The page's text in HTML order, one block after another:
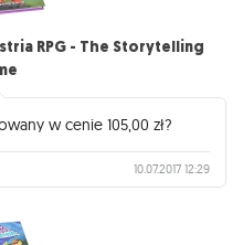
RPG - The Storytelling
w cenie 105,00 zł?
10.07.2017 12:29